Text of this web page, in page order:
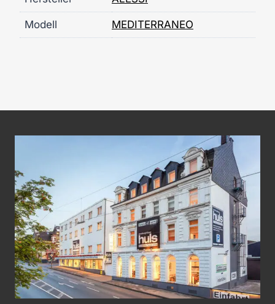
Modell MEDITERRANEO